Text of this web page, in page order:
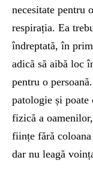
necesitate pentru
respirația. Ea
îndreptată, în
adică să aibă loc
pentru o
patologie și poate
fizică a
ființe fără
dar nu leagă